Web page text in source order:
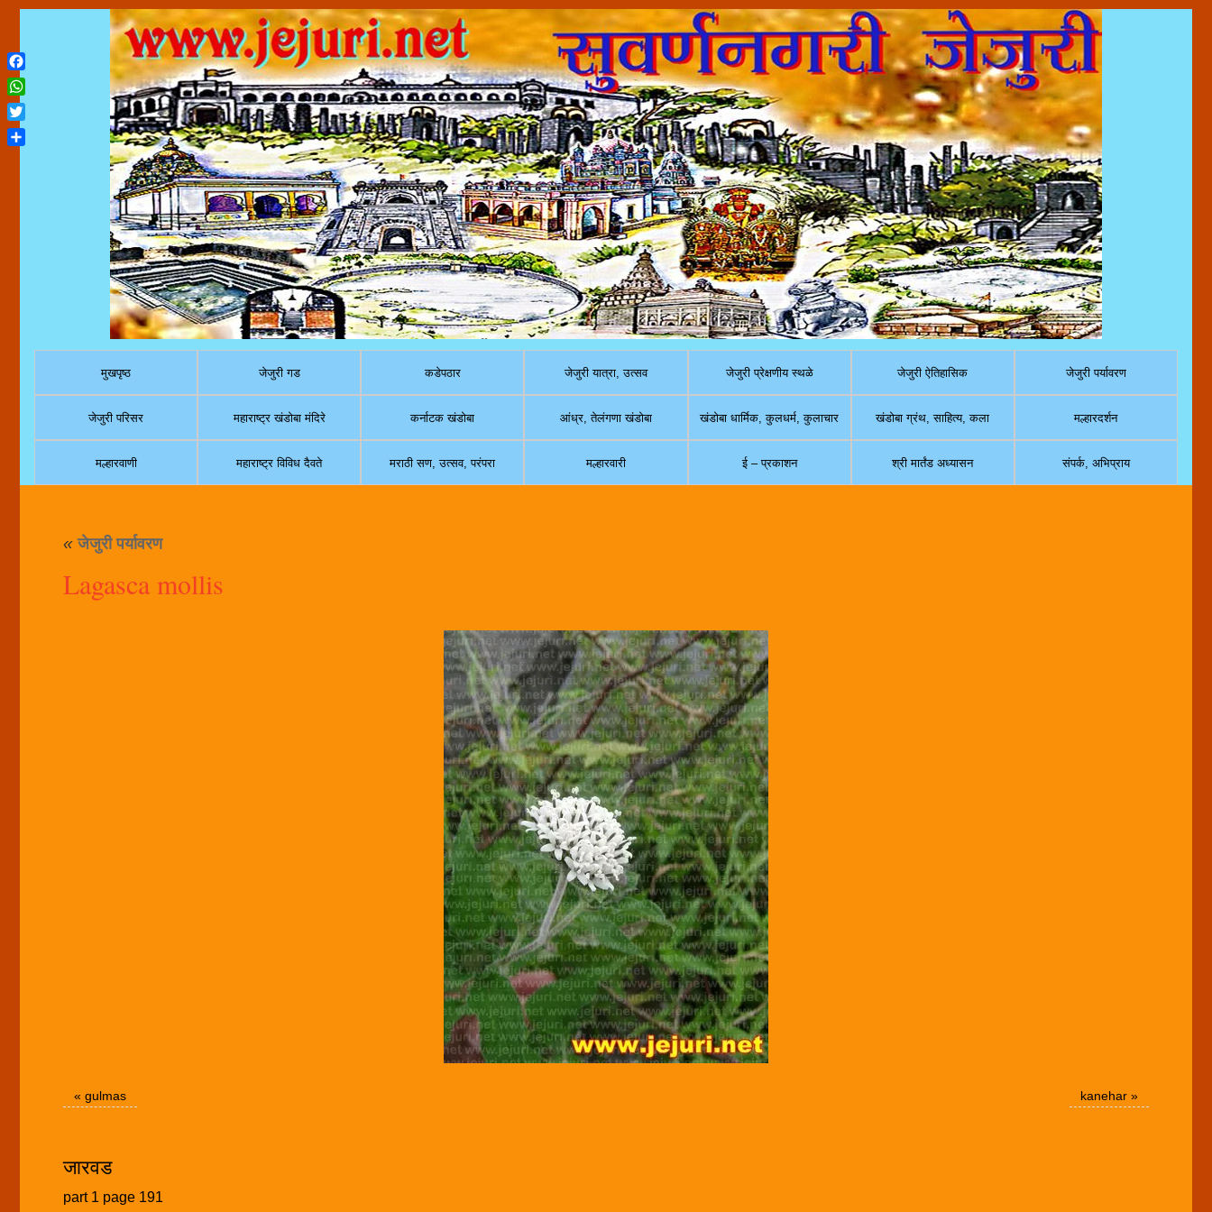
मुखपृष्ठ जेजुरी गड कडेपठार जेजुरी यात्रा, उत्सव जेजुरी प्रेक्षणीय स्थळे जेजुरी ऐतिहासिक जेजुरी पर्यावरण
जेजुरी परिसर महाराष्ट्र खंडोबा मंदिरे कर्नाटक खंडोबा आंध्र, तेलंगणा खंडोबा खंडोबा धार्मिक, कुलधर्म, कुलाचार खंडोबा ग्रंथ, साहित्य, कला मल्हारदर्शन
मल्हारवाणी महाराष्ट्र विविध दैवते मराठी सण, उत्सव, परंपरा मल्हारवारी ई – प्रकाशन श्री मार्तंड अध्यासन संपर्क, अभिप्राय
« जेजुरी पर्यावरण
Lagasca mollis
«gulmas kanehar»
जारवड
part 1 page 191
Facebook
WhatsApp
Twitter